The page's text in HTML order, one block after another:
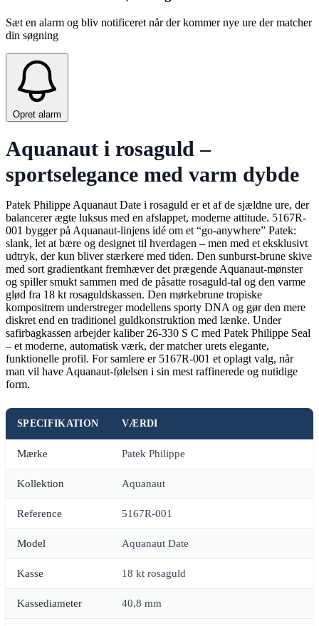
Sæt en alarm og bliv notificeret når der kommer nye ure der matcher
din søgning
Opret alarm
Aquanaut i rosaguld –
sportselegance med varm dybde
Patek Philippe Aquanaut Date i rosaguld er et af de sjældne ure, der
balancerer ægte luksus med en afslappet, moderne attitude. 5167R-
001 bygger på Aquanaut-linjens idé om et “go-anywhere” Patek:
slank, let at bære og designet til hverdagen – men med et eksklusivt
udtryk, der kun bliver stærkere med tiden. Den sunburst-brune skive
med sort gradientkant fremhæver det prægende Aquanaut-mønster
og spiller smukt sammen med de påsatte rosaguld-tal og den varme
glød fra 18 kt rosaguldskassen. Den mørkebrune tropiske
kompositrem understreger modellens sporty DNA og gør den mere
diskret end en traditionel guldkonstruktion med lænke. Under
safirbagkassen arbejder kaliber 26-330 S C med Patek Philippe Seal
– et moderne, automatisk værk, der matcher urets elegante,
funktionelle profil. For samlere er 5167R-001 et oplagt valg, når
man vil have Aquanaut-følelsen i sin mest raffinerede og nutidige
form.
SPECIFIKATION VÆRDI
Mærke Patek Philippe
Kollektion Aquanaut
Reference 5167R-001
Model Aquanaut Date
Kasse 18 kt rosaguld
Kassediameter 40,8 mm